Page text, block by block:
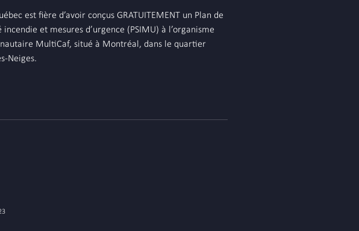
est fière d’avoir conçus GRATUITEMENT un Plan de
incendie et mesures d’urgence (PSIMU) à l’organisme
MultiCaf, situé à Montréal, dans le quartier
Neiges.